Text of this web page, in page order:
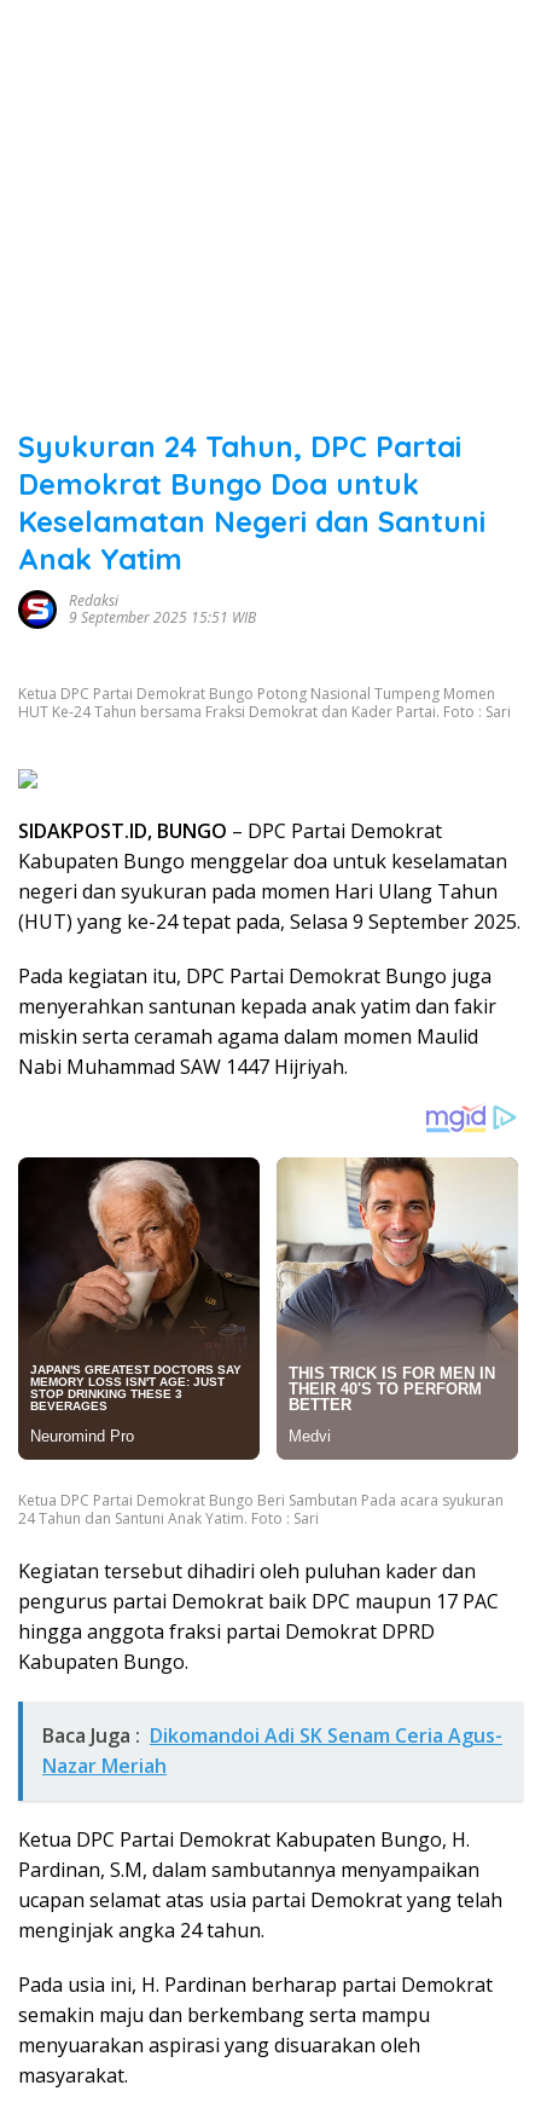
Syukuran 24 Tahun, DPC Partai
Demokrat Bungo Doa untuk
Keselamatan Negeri dan Santuni
Anak Yatim
Redaksi
9 September 2025 15:51 WIB
Ketua DPC Partai Demokrat Bungo Potong Nasional Tumpeng Momen
HUT Ke-24 Tahun bersama Fraksi Demokrat dan Kader Partai. Foto : Sari
SIDAKPOST.ID, BUNGO – DPC Partai Demokrat
Kabupaten Bungo menggelar doa untuk keselamatan
negeri dan syukuran pada momen Hari Ulang Tahun
(HUT) yang ke-24 tepat pada, Selasa 9 September 2025.
Pada kegiatan itu, DPC Partai Demokrat Bungo juga
menyerahkan santunan kepada anak yatim dan fakir
miskin serta ceramah agama dalam momen Maulid
Nabi Muhammad SAW 1447 Hijriyah.
Ketua DPC Partai Demokrat Bungo Beri Sambutan Pada acara syukuran
24 Tahun dan Santuni Anak Yatim. Foto : Sari
Kegiatan tersebut dihadiri oleh puluhan kader dan
pengurus partai Demokrat baik DPC maupun 17 PAC
hingga anggota fraksi partai Demokrat DPRD
Kabupaten Bungo.
Baca Juga : Dikomandoi Adi SK Senam Ceria Agus-
Nazar Meriah
Ketua DPC Partai Demokrat Kabupaten Bungo, H.
Pardinan, S.M, dalam sambutannya menyampaikan
ucapan selamat atas usia partai Demokrat yang telah
menginjak angka 24 tahun.
Pada usia ini, H. Pardinan berharap partai Demokrat
semakin maju dan berkembang serta mampu
menyuarakan aspirasi yang disuarakan oleh
masyarakat.